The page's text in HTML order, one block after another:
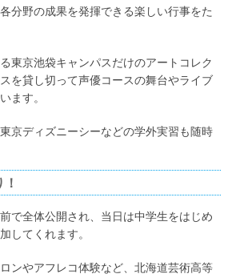
分野の成果を発揮できる楽しい行事をた
東京池袋キャンパスだけのアートコレク
を貸し切って声優コースの舞台やライブ
ます。
京ディズニーシーなどの学外実習も随時
で全体公開され、当日は中学生をはじめ
してくれます。
ンやアフレコ体験など、北海道芸術高等